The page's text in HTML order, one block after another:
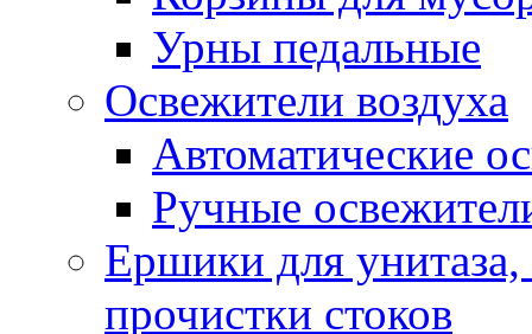
Урны педальные
Освежители воздуха
Автоматические
Ручные
Ершики для
прочистки стоков